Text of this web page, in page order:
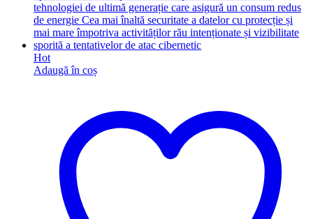
Hot
Adaugă în coș